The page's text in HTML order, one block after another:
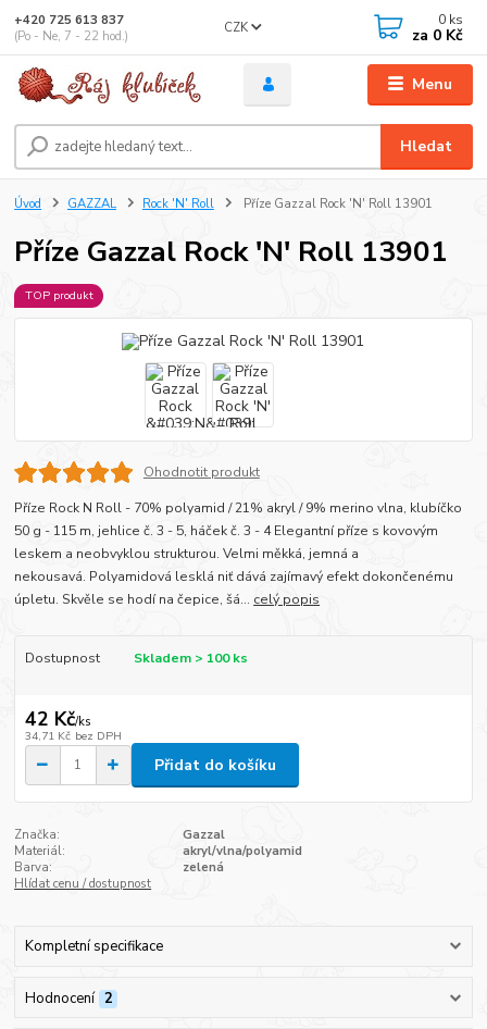
Menu
CZK
Hledat
+420 725 613 837
(Po - Ne, 7 - 22 hod.)
0 ks
za 0 Kč
Úvod GAZZAL Rock 'N' Roll Příze Gazzal Rock 'N' Roll 13901
Příze Gazzal Rock 'N' Roll 13901
TOP produkt
Ohodnotit produkt
Příze Rock N Roll - 70% polyamid / 21% akryl / 9% merino vlna, klubíčko
50 g - 115 m, jehlice č. 3 - 5, háček č. 3 - 4 Elegantní příze s kovovým
leskem a neobvyklou strukturou. Velmi měkká, jemná a
nekousavá. Polyamidová lesklá niť dává zajímavý efekt dokončenému
úpletu. Skvěle se hodí na čepice, šá... celý popis
Dostupnost Skladem > 100 ks
42 Kč/ks
34,71 Kč bez DPH
Přidat do košíku
Značka:
Gazzal
Materiál:
akryl/vlna/polyamid
Barva:
zelená
Hlídat cenu / dostupnost
Kompletní specifikace
Hodnocení 2